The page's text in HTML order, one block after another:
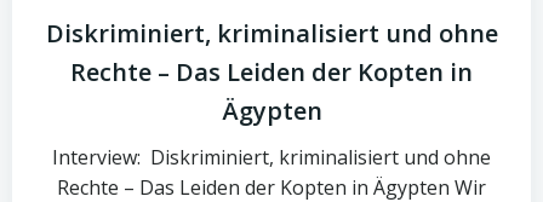
Diskriminiert, kriminalisiert und ohne
Rechte – Das Leiden der Kopten in
Ägypten
Interview: Diskriminiert, kriminalisiert und ohne
Rechte – Das Leiden der Kopten in Ägypten Wir